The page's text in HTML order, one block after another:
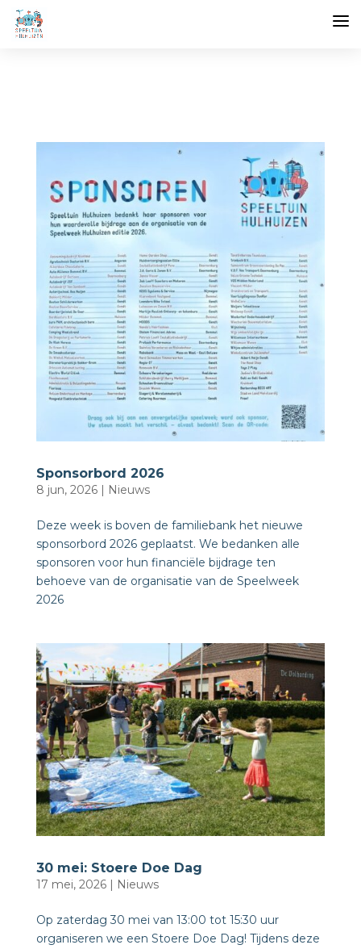
Sponsorbord 2026
8 jun, 2026| Nieuws
Deze week is boven de familiebank het nieuwe
sponsorbord 2026 geplaatst. We bedanken alle
sponsoren voor hun financiële bijdrage ten
behoeve van de organisatie van de Speelweek
2026
30 mei: Stoere Doe Dag
17 mei, 2026| Nieuws
Op zaterdag 30 mei van 13:00 tot 15:30 uur
organiseren we een Stoere Doe Dag! Tijdens deze